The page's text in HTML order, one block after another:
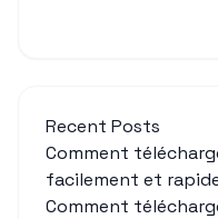
Recent Posts
Comment
facilement et
Comment